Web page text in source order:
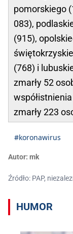
pomorskiego
083),
(915),
(768) i
zmarły 52
zmarły 223
#koronawirus
Autor: mk
Źródło: PAP,
HUMOR